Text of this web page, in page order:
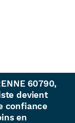
60790,
devient
confiance
en